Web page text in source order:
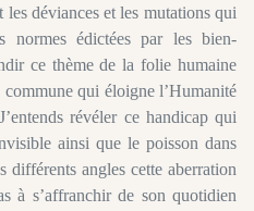
déviances et les mutations qui
normes édictées par les bien-
ce thème de la folie humaine
qui éloigne l’Humanité
révéler ce handicap qui
ainsi que le poisson dans
différents angles cette aberration
à s’affranchir de son quotidien